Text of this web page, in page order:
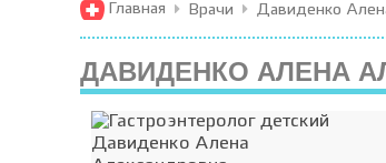
Главная Врачи Давиденко
ДАВИДЕНКО АЛЕНА